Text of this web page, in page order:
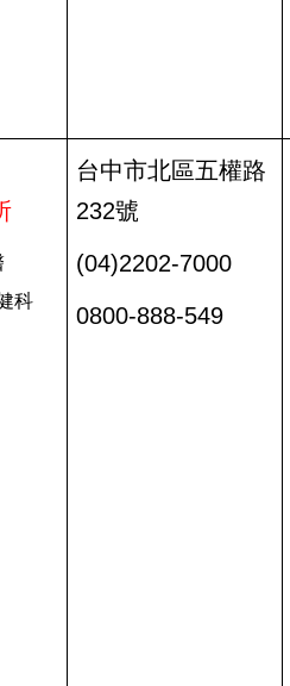
科
台中市北區五權路
232號
(04)2202-7000
0800-888-549